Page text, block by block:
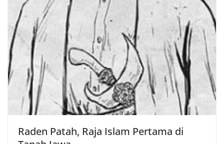
Raden Patah, Raja Islam Pertama di